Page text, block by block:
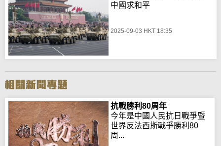
中國求和平
2025-09-03 HKT 18:35
抗戰勝利80周年
今年是中國人民抗日戰爭暨
世界反法西斯戰爭勝利80
周...